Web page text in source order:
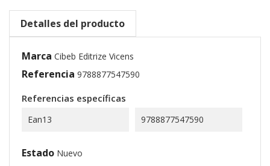
Detalles del producto
Marca Cibeb Editrize Vicens
Referencia 9788877547590
Referencias específicas
Ean13 9788877547590
Estado Nuevo